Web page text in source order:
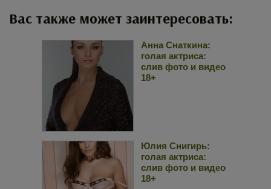
Вас также может заинтересовать:
Анна Снаткина:
голая актриса:
слив фото и видео
18+
Юлия Снигирь:
голая актриса:
слив фото и видео
18+